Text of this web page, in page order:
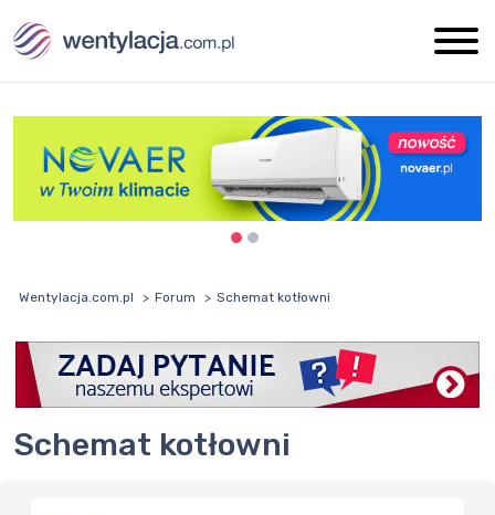
Wentylacja.com.pl Forum Schemat kotłowni
Schemat kotłowni